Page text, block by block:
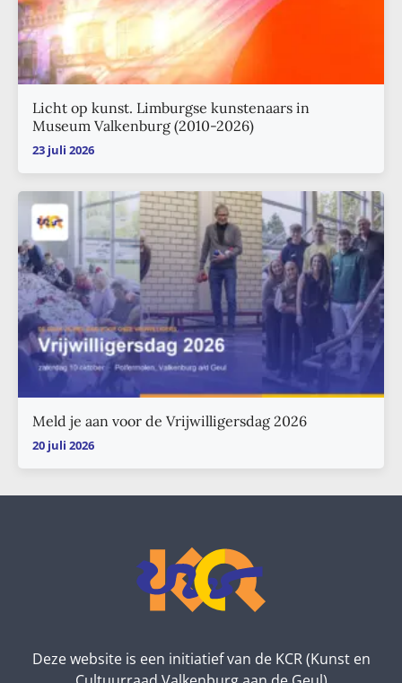
Licht op kunst. Limburgse kunstenaars in
Museum Valkenburg (2010-2026)
23 juli 2026
Meld je aan voor de Vrijwilligersdag 2026
20 juli 2026
Deze website is een initiatief van de KCR (Kunst en